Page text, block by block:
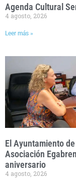
Agenda Cultural
4 agosto, 2026
Leer más »
El Ayuntamiento
Asociación
aniversario
4 agosto, 2026